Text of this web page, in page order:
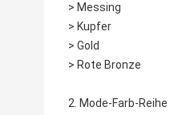
> Messing
> Kupfer
> Gold
> Rote Bronze
2. Mode-Farb-Reihe